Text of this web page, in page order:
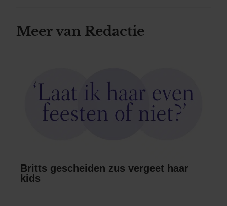
Meer van Redactie
Britts gescheiden zus vergeet haar
kids